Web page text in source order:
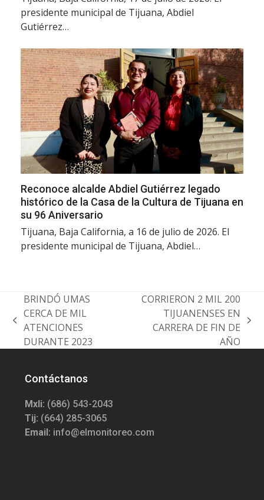
presidente municipal de Tijuana, Abdiel
Gutiérrez…
Reconoce alcalde Abdiel Gutiérrez legado
histórico de la Casa de la Cultura de Tijuana en
su 96 Aniversario
Tijuana, Baja California, a 16 de julio de 2026. El
presidente municipal de Tijuana, Abdiel…
previous
post:
BRINDÓ UMAS
CERCA DE MIL
ATENCIONES
DURANTE 2023
CORRIERON 2 MIL 200
TIJUANENSES EN
CARRERA DE FIN DE
AÑO
Contáctanos
Mxli: (686) 543-2043
Tij: (664) 285-3065
Email: info@elmonitoreo.com